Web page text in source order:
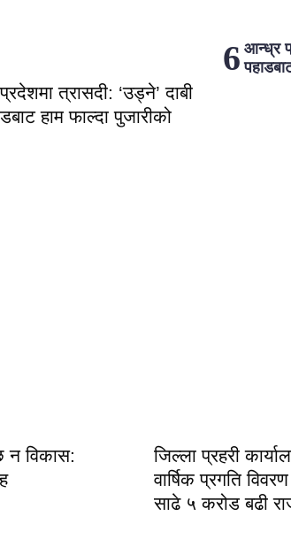
त्रासदी: ‘उड्ने’ दाबी
हाम फाल्दा पुजारीको
आन्ध्र
न विकास:
जिल्ला प्रहरी
वार्षिक प्रगति
साढे ५ करोड बढी